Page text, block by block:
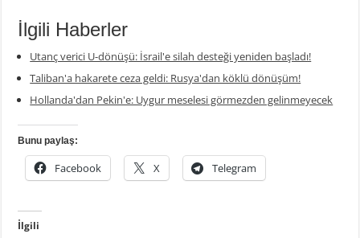
İlgili Haberler
Utanç verici U-dönüşü: İsrail'e silah desteği yeniden başladı!
Taliban'a hakarete ceza geldi: Rusya'dan köklü dönüşüm!
Hollanda'dan Pekin'e: Uygur meselesi görmezden gelinmeyecek
Bunu paylaş:
Facebook X Telegram
İlgili